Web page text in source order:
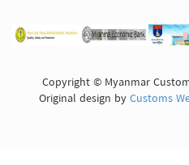
Copyright © Myanmar
Original design byCustoms